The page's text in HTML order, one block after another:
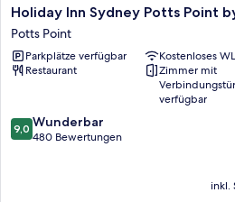
Holiday
Inn
Sydney
Potts
Point
Potts
Point
Holiday Inn Sydney Potts Point
Potts Point
Parkplätze verfügbar
Kostenloses
Restaurant
Zimmer mit
Verbindungstür
verfügbar
9.0
von
9,0 Wunderbar
480 Bewertungen
inkl.